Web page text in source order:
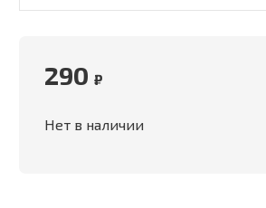
290 ₽
Нет в наличии